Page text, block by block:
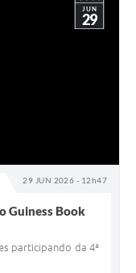
29 JUN 2026 - 12h47
JUN
29
Guiness Book
participando da 4ª